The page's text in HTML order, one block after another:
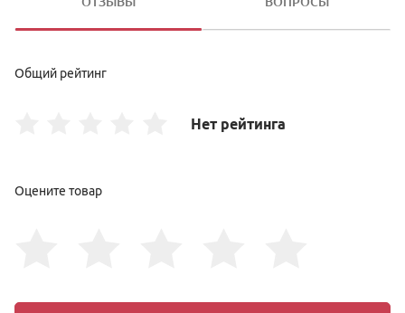
Общий рейтинг
Нет рейтинга
Оцените товар